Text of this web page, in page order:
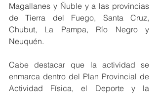
Magallanes y Ñuble y a las provincias
de Tierra del Fuego, Santa Cruz,
Chubut, La Pampa, Río Negro y
Neuquén.
Cabe destacar que la actividad se
enmarca dentro del Plan Provincial de
Actividad Física, el Deporte y la